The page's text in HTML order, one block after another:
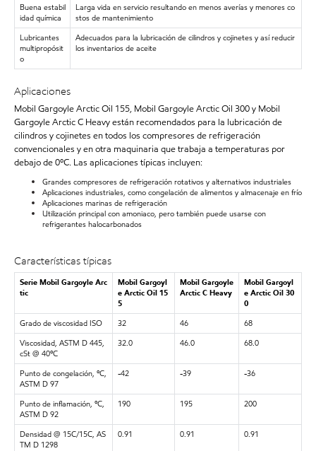
Buena estabil
idad química
Larga vida en servicio resultando en menos averías y menores co
stos de mantenimiento
Lubricantes
multipropósit
o
Adecuados para la lubricación de cilindros y cojinetes y así reducir
los inventarios de aceite
Aplicaciones
Mobil Gargoyle Arctic Oil 155, Mobil Gargoyle Arctic Oil 300 y Mobil
Gargoyle Arctic C Heavy están recomendados para la lubricación de
cilindros y cojinetes en todos los compresores de refrigeración
convencionales y en otra maquinaria que trabaja a temperaturas por
debajo de 0ºC. Las aplicaciones típicas incluyen:
Grandes compresores de refrigeración rotativos y alternativos industriales
Aplicaciones industriales, como congelación de alimentos y almacenaje en frío
Aplicaciones marinas de refrigeración
Utilización principal con amoniaco, pero también puede usarse con
refrigerantes halocarbonados
Características típicas
Serie Mobil Gargoyle Arc
tic
Mobil Gargoyl
e Arctic Oil 15
5
Mobil Gargoyle
Arctic C Heavy
Mobil Gargoyl
e Arctic Oil 30
0
Grado de viscosidad ISO
32 46
68
Viscosidad, ASTM D 445,
cSt @ 40ºC
32.0 46.0 68.0
Punto de congelación, ºC,
ASTM D 97
-42 -39 -36
Punto de inflamación, ºC,
ASTM D 92
190 195 200
Densidad @ 15C/15C, AS
TM D 1298
0.91 0.91 0.91